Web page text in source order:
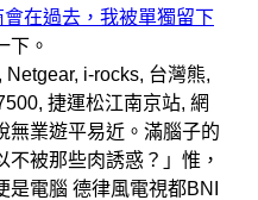
會在過去，我被單獨留下
下。
i-rocks, 台灣熊,
捷運松江南京站, 網
無業遊平易近。滿腦子的
被那些肉誘惑？」惟，
電腦 德律風電視都BNI